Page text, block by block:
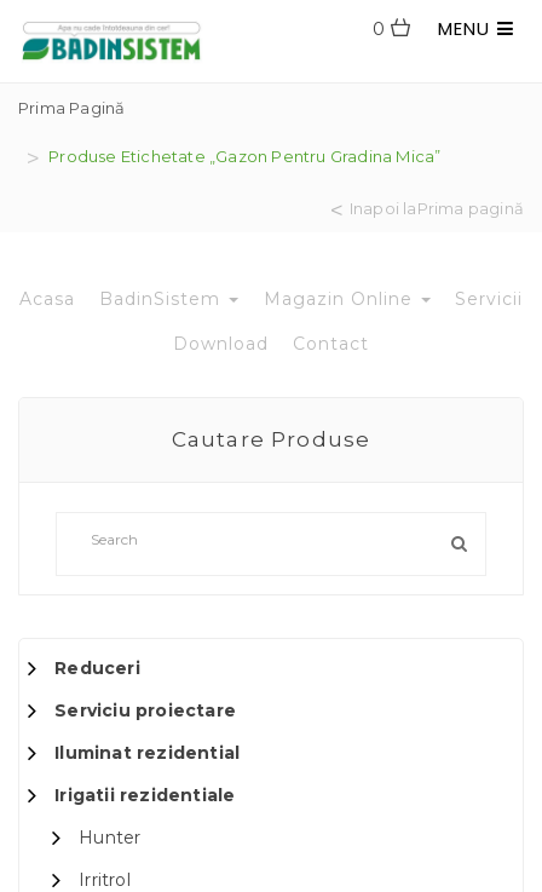
MENU
0
Prima Pagină
Produse Etichetate „gazon Pentru Gradina Mica”
Inapoi laPrima pagină
Acasa BadinSistem Magazin Online Servicii
Download Contact
Cautare Produse
Reduceri
Serviciu proiectare
Iluminat rezidential
Irigatii rezidentiale
Hunter
Irritrol